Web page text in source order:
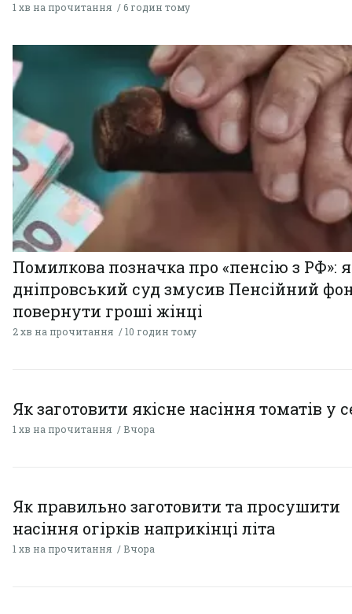
1 хв на прочитання 6 годин тому
Помилкова позначка про «пенсію з РФ»:
дніпровський суд змусив Пенсійний
повернути гроші жінці
2 хв на прочитання 10 годин тому
Як заготовити якісне насіння томатів у
1 хв на прочитання Вчора
Як правильно заготовити та просушити
насіння огірків наприкінці літа
1 хв на прочитання Вчора